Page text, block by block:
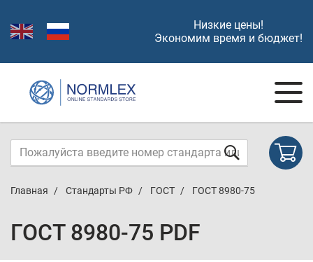
Низкие цены!
Экономим время и бюджет!
Главная Стандарты РФ ГОСТ ГОСТ 8980-75
ГОСТ 8980-75 PDF